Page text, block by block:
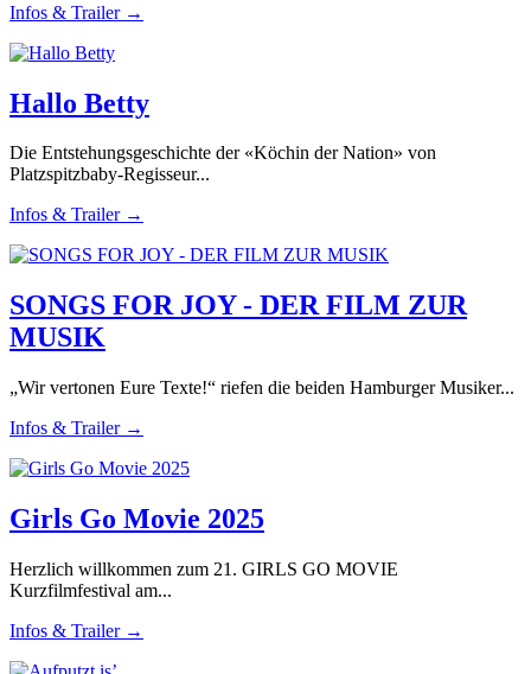
Infos & Trailer →
Hallo Betty
Die Entstehungsgeschichte der «Köchin der Nation» von
Platzspitzbaby-Regisseur...
Infos & Trailer →
SONGS FOR JOY - DER FILM ZUR
MUSIK
„Wir vertonen Eure Texte!“ riefen die beiden Hamburger Musiker...
Infos & Trailer →
Girls Go Movie 2025
Herzlich willkommen zum 21. GIRLS GO MOVIE
Kurzfilmfestival am...
Infos & Trailer →